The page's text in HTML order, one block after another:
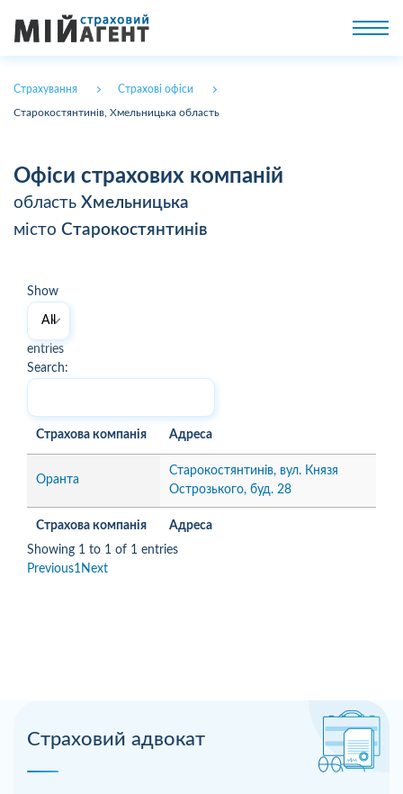
Страхування Страхові офіси
Старокостянтинів, Хмельницька область
Страховий адвокат
Офіси страхових компаній
область Хмельницька
місто Старокостянтинів
Show
entries
Search:
Страхова компанія Адреса
Страхова компанія Адреса
Оранта
Старокостянтинів, вул. Князя
Острозького, буд. 28
Showing 1 to 1 of 1 entries
Previous1Next